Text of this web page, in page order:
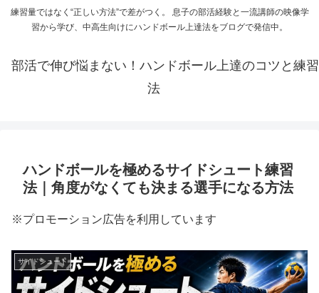
練習量ではなく“正しい方法”で差がつく。 息子の部活経験と一流講師の映像学
習から学び、中高生向けにハンドボール上達法をブログで発信中。
部活で伸び悩まない！ハンドボール上達のコツと練習
法
ハンドボールを極めるサイドシュート練習
法｜角度がなくても決まる選手になる方法
※プロモーション広告を利用しています
サイドシュート